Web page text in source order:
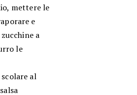
mettere le
e
a
le
al